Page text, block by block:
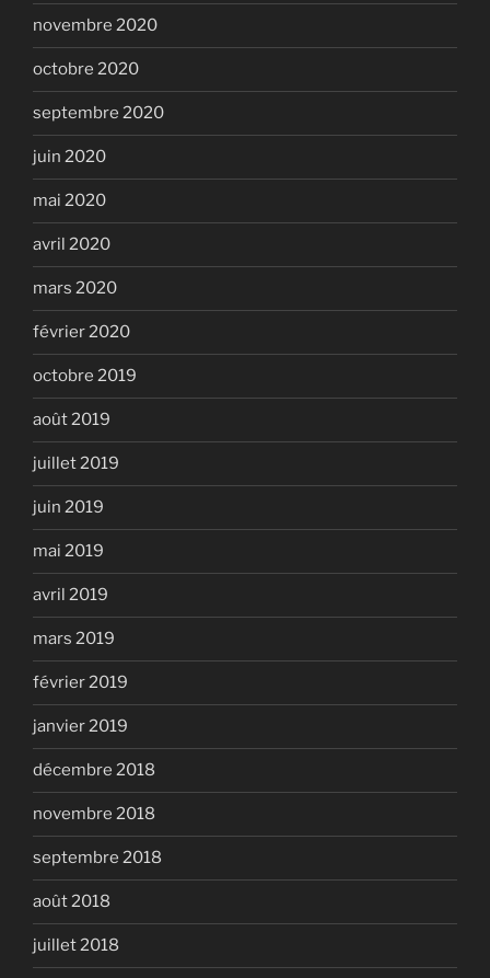
novembre 2020
octobre 2020
septembre 2020
juin 2020
mai 2020
avril 2020
mars 2020
février 2020
octobre 2019
août 2019
juillet 2019
juin 2019
mai 2019
avril 2019
mars 2019
février 2019
janvier 2019
décembre 2018
novembre 2018
septembre 2018
août 2018
juillet 2018